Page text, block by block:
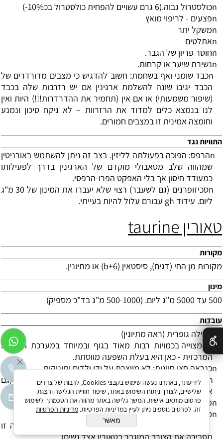
nכולסטרול גבוה.(6 גרם עשויים להפחית כולסטרול בכ10%-)
nפצעים - לריפוי מואץ
nמשקל יתר
nאתלטים
nחוסר פריון של הגבר.
nנשירת שיער או קרחות.
nכבד שומני ואף בשחמת: חשוב להדגיש כי מצבים מדורדרים של
הכבד יגיבו שונה להשלמת ארגינין אם יש רזרבות שלה בכבד
(שיפור משמעותי) או אם אין (תחמיר את ההדרדרות!!!) היות ואין
לנו בנמצא כלים למדוד את הרזרוות –לא ניקח סיכון ונמנע
וחומצה אמינית זו במצבים חמורים.
התוויות נגד
nהרפס: הפוכה בפעולתה לליזין. בצב זה ניתן להשתמש באורניטין
שמהווה שלב מטאבולי מוקדם של הארגינין בדרך לפעילותו
כמעודד חיסון אך בלי האפקט הפרו-הרפסי.
n
סכיזופרנים (גם לשעבר) רצוי שלא יעברו את המינון של 30 מ"ג
ליום. עידוד gh עבורם עלול להיות בעייתי.
טאוריןtaurine
מקורות
מקורות מן החי (דגים), סיסטאין (6+ b) או מתיונין.
מינון
500 עד 5000 מ"ג ליום. (500-1000 מ"ג בד"כ מספיק)
עובדות
n
מכילה גופרית (ראה מתיונין)
מצוייה בכמויות רבות מאוד בגוף ובמיוחד במערכת העצבים
המרכזית - כאן היא בעלת השפעה מווסתת.
nכנראה חצי חיונית: לא מיוצרת על ידי ילדים ותינוקות.
n
נחוץ להתפתחות תקינה של מערכת העצבים אצל תינוקות. (גם
אם יש וויכוח על שאלת החיוניות– הייתם חושבים פעמיים?)
nפעילה במוח ביחד עם אבץ ומנגן.
nמדכאת השפעה של מורפין.
ההורמון הנשי אסטרדיול מדכא ייצור טאורין בכבד. (עובדה זו
מסבירה את הצורך המוגבר בטאורין אצל נשים)
✕
לידיעתך, באתרנו נעשה שימוש בקבצי Cookies, לרבות של צדדים
שלישיים, לצורך ניתוח השימוש באתר, שיפור חוויית הגלישה והצגת
פרסום מותאם אישית. המשך גלישה באתר מהווה את הסכמתך לשימוש
זה. לפרטים נוספים ניתן לעיין במדיניות הפרטיות. מדיניות הפרטיות
מאשר